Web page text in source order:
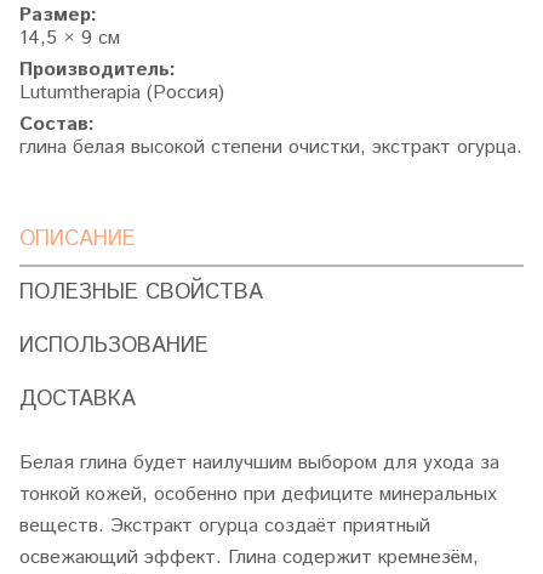
Размер:
14,5 × 9 см
Производитель:
Lutumtherapia (Россия)
Состав:
глина белая высокой степени очистки, экстракт огурца.
ОПИСАНИЕ
ПОЛЕЗНЫЕ СВОЙСТВА
ИСПОЛЬЗОВАНИЕ
ДОСТАВКА
Белая глина будет наилучшим выбором для ухода за
тонкой кожей, особенно при дефиците минеральных
веществ. Экстракт огурца создаёт приятный
освежающий эффект. Глина содержит кремнезём,